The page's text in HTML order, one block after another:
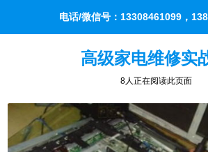
电话/微信号：13308461099，
高级家电维修实
8人正在阅读此页面